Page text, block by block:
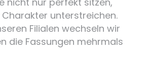
unterstreichen.
Filialen wechseln wir
die Fassungen mehrmals